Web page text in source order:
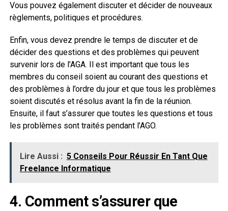
Vous pouvez également discuter et décider de nouveaux
règlements, politiques et procédures.
Enfin, vous devez prendre le temps de discuter et de
décider des questions et des problèmes qui peuvent
survenir lors de l’AGA. Il est important que tous les
membres du conseil soient au courant des questions et
des problèmes à l’ordre du jour et que tous les problèmes
soient discutés et résolus avant la fin de la réunion.
Ensuite, il faut s’assurer que toutes les questions et tous
les problèmes sont traités pendant l’AGO.
Lire Aussi : 5 Conseils Pour Réussir En Tant Que
Freelance Informatique
4. Comment s’assurer que